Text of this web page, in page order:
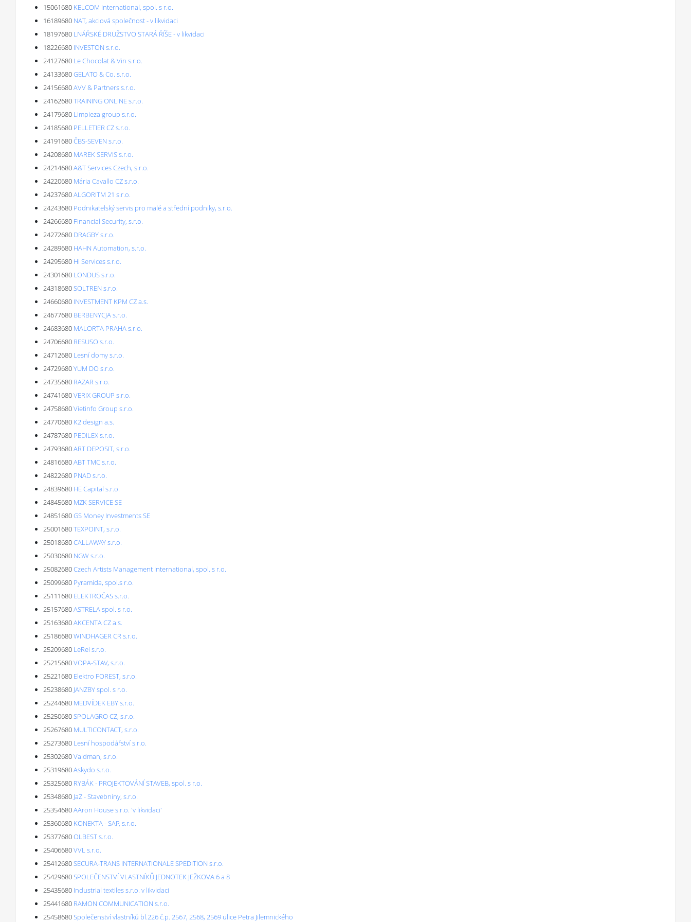
15061680 KELCOM International, spol. s r.o.
16189680 NAT, akciová společnost - v likvidaci
18197680 LNÁŘSKÉ DRUŽSTVO STARÁ ŘÍŠE - v likvidaci
18226680 INVESTON s.r.o.
24127680 Le Chocolat & Vin s.r.o.
24133680GELATO & Co. s.r.o.
24156680AVV & Partners s.r.o.
24162680TRAINING ONLINE s.r.o.
24179680 Limpieza group s.r.o.
24185680 PELLETIER CZ s.r.o.
24191680ČBS-SEVEN s.r.o.
24208680 MAREK SERVIS s.r.o.
24214680A&T Services Czech, s.r.o.
24220680 Mária Cavallo CZ s.r.o.
24237680ALGORITM 21 s.r.o.
24243680 Podnikatelský servis pro malé a střední podniky, s.r.o.
24266680 Financial Security, s.r.o.
24272680 DRAGBY s.r.o.
24289680 HAHN Automation, s.r.o.
24295680 Hi Services s.r.o.
24301680 LONDUS s.r.o.
24318680SOLTREN s.r.o.
24660680 INVESTMENT KPM CZ a.s.
24677680 BERBENYCJA s.r.o.
24683680 MALORTA PRAHA s.r.o.
24706680 RESUSO s.r.o.
24712680 Lesní domy s.r.o.
24729680YUM DO s.r.o.
24735680 RAZAR s.r.o.
24741680VERIX GROUP s.r.o.
24758680Vietinfo Group s.r.o.
24770680 K2 design a.s.
24787680 PEDILEX s.r.o.
24793680ART DEPOSIT, s.r.o.
24816680ABT TMC s.r.o.
24822680 PNAD s.r.o.
24839680 HE Capital s.r.o.
24845680 MZK SERVICE SE
24851680GS Money Investments SE
25001680TEXPOINT, s.r.o.
25018680CALLAWAY s.r.o.
25030680 NGW s.r.o.
25082680Czech Artists Management International, spol. s r.o.
25099680 Pyramida, spol.s r.o.
25111680 ELEKTROČAS s.r.o.
25157680ASTRELA spol. s r.o.
25163680AKCENTA CZ a.s.
25186680WINDHAGER CR s.r.o.
25209680 LeRei s.r.o.
25215680VOPA-STAV, s.r.o.
25221680 Elektro FOREST, s.r.o.
25238680 JANZBY spol. s r.o.
25244680 MEDVÍDEK EBY s.r.o.
25250680SPOLAGRO CZ, s.r.o.
25267680 MULTICONTACT, s.r.o.
25273680 Lesní hospodářství s.r.o.
25302680Valdman, s.r.o.
25319680Askydo s.r.o.
25325680 RYBÁK - PROJEKTOVÁNÍ STAVEB, spol. s r.o.
25348680 JaZ - Stavebniny, s.r.o.
25354680AAron House s.r.o. 'v likvidaci'
25360680 KONEKTA - SAP, s.r.o.
25377680OLBEST s.r.o.
25406680VVL s.r.o.
25412680SECURA-TRANS INTERNATIONALE SPEDITION s.r.o.
25429680SPOLEČENSTVÍ VLASTNÍKŮ JEDNOTEK JEŽKOVA 6 a 8
25435680 Industrial textiles s.r.o. v likvidaci
25441680 RAMON COMMUNICATION s.r.o.
25458680Společenství vlastníků bl.226 č.p. 2567, 2568, 2569 ulice Petra Jilemnického